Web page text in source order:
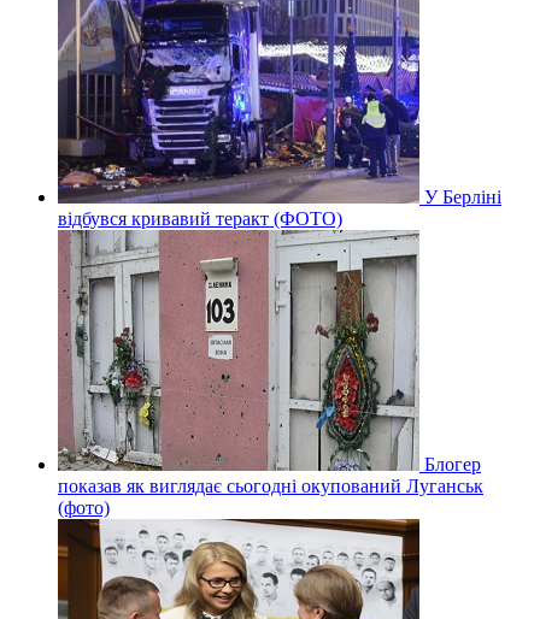
У Берліні
відбувся кривавий теракт (ФОТО)
Блогер
показав як виглядає сьогодні окупований Луганськ
(фото)